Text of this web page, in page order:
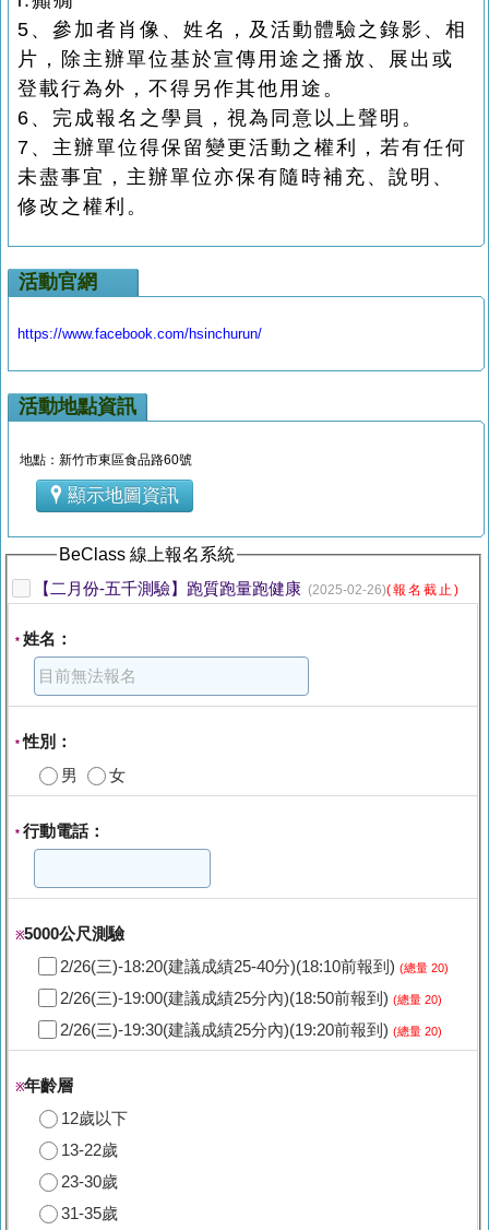
5、參加者肖像、姓名，及活動體驗之錄影、相
片，除主辦單位基於宣傳用途之播放、展出或
登載行為外，不得另作其他用途。
6、完成報名之學員，視為同意以上聲明。
7、主辦單位得保留變更活動之權利，若有任何
未盡事宜，主辦單位亦保有隨時補充、說明、
修改之權利。
活動官網
https://www.facebook.com/hsinchurun/
活動地點資訊
地點：新竹市東區食品路60號
顯示地圖資訊
BeClass 線上報名系統
【二月份-五千測驗】跑質跑量跑健康 (2025-02-26)(報名截止)
* 姓名：
*性別：
男
女
* 行動電話：
※5000公尺測驗
2/26(三)-18:20(建議成績25-40分)(18:10前報到) (總量 20)
2/26(三)-19:00(建議成績25分內)(18:50前報到) (總量 20)
2/26(三)-19:30(建議成績25分內)(19:20前報到) (總量 20)
※年齡層
12歲以下
13-22歲
23-30歲
31-35歲